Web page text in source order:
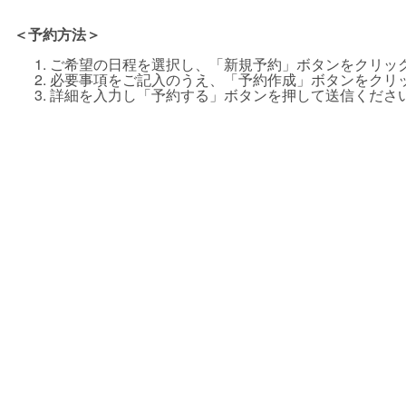
＜予約方法＞
ご希望の日程を選択し、「新規予約」ボタンをクリッ
必要事項をご記入のうえ、「予約作成」ボタンをクリ
詳細を入力し「予約する」ボタンを押して送信くださ